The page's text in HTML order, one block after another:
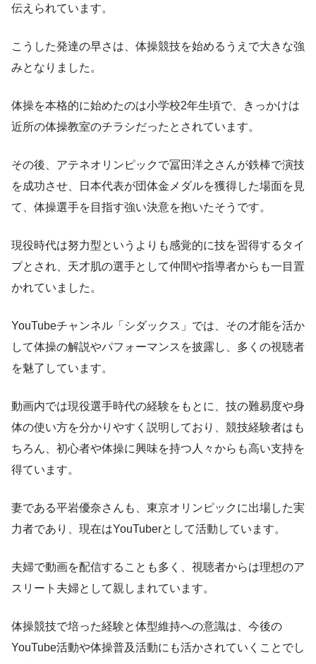
伝えられています。
こうした発達の早さは、体操競技を始めるうえで大きな強
みとなりました。
体操を本格的に始めたのは小学校2年生頃で、きっかけは
近所の体操教室のチラシだったとされています。
その後、アテネオリンピックで冨田洋之さんが鉄棒で演技
を成功させ、日本代表が団体金メダルを獲得した場面を見
て、体操選手を目指す強い決意を抱いたそうです。
現役時代は努力型というよりも感覚的に技を習得するタイ
プとされ、天才肌の選手として仲間や指導者からも一目置
かれていました。
YouTubeチャンネル「シダックス」では、その才能を活か
して体操の解説やパフォーマンスを披露し、多くの視聴者
を魅了しています。
動画内では現役選手時代の経験をもとに、技の難易度や身
体の使い方を分かりやすく説明しており、競技経験者はも
ちろん、初心者や体操に興味を持つ人々からも高い支持を
得ています。
妻である平岩優奈さんも、東京オリンピックに出場した実
力者であり、現在はYouTuberとして活動しています。
夫婦で動画を配信することも多く、視聴者からは理想のア
スリート夫婦として親しまれています。
体操競技で培った経験と体型維持への意識は、今後の
YouTube活動や体操普及活動にも活かされていくことでし